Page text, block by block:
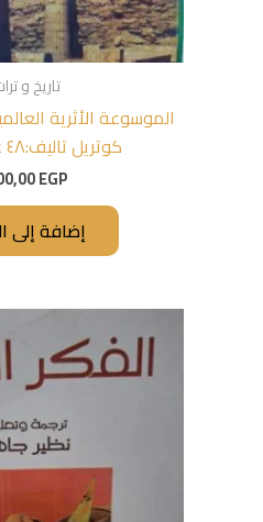
تاريخ و
الموسوعة الأثرية
كوتريل تاليف:٤٨ عالما اثريا
EGP
إضافة إلى